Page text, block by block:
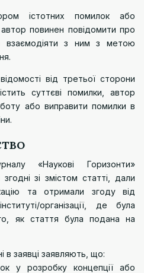
істотних помилок або
автор повинен повідомити про
взаємодіяти з ним з метою
від третьої сторони
суттєві помилки, автор
або виправити помилки в
«Наукові Горизонти»
зі змістом статті, дали
та отримали згоду від
організації, де була
як стаття була подана на
в заявці заявляють, що:
у розробку концепції або